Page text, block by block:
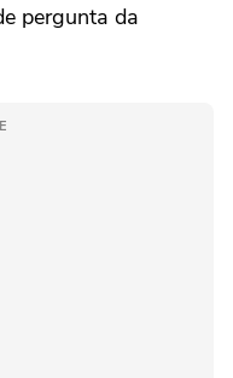
pergunta da